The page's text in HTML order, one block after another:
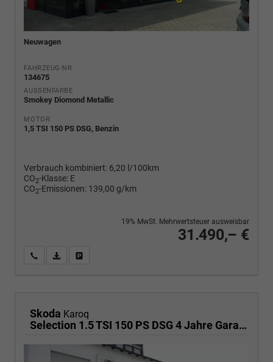
Neuwagen
FAHRZEUG-NR.
134675
AUSSENFARBE
Smokey Diomond Metallic
MOTOR
1,5 TSI 150 PS DSG, Benzin
Verbrauch kombiniert: 6,20 l/100km
CO2-Klasse: E
CO2-Emissionen: 139,00 g/km
31.490,– €
19% MwSt. Mehrwertsteuer ausweisbar
Wir rufen Sie anPDF-Fahrzeugexposé drucken
Skoda Karoq
Selection 1.5 TSI 150 PS DSG 4 Jahre Garantie-Anhängerkupplung-Keyless Start-AppleCarPlay-AndroidAuto-Sunset-Tempomat-2-Zonen-Klima-16''Alu